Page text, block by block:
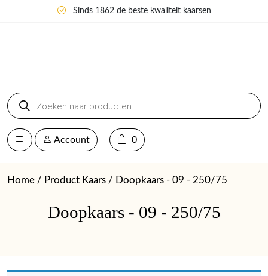
Sinds 1862 de beste kwaliteit kaarsen
Producten
zoeken
Account 0
Home / Product Kaars / Doopkaars - 09 - 250/75
Doopkaars - 09 - 250/75